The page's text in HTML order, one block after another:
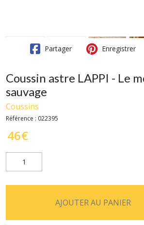
Partager Enregistrer
Coussin astre LAPPI - Le
sauvage
Coussins
Référence : 022395
46€
AJOUTER AU PANIER